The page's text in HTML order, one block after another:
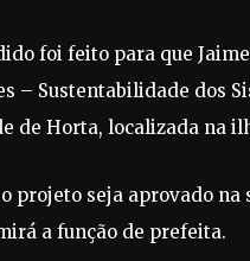
foi feito para que
– Sustentabilidade dos
de Horta, localizada na
o projeto seja aprovado
a função de prefeita.